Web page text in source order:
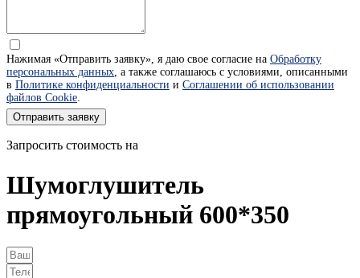
Нажимая «Отправить заявку», я даю свое согласие на Обработку
персональных данных, а также соглашаюсь с условиями, описанными
в Политике конфиденциальности и Соглашении об использовании
файлов Cookie.
Отправить заявку
Запросить стоимость на
Шумоглушитель
прямоугольный 600*350